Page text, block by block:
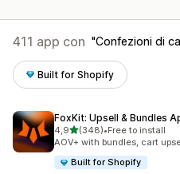
411 app con Confezioni di
Built for Shopify
FoxKit: Upsell & Bundles
4,9stelle su 5
(348)
348 recensioni totali
•Free to install
AOV+ with bundles, cart
Built for Shopify